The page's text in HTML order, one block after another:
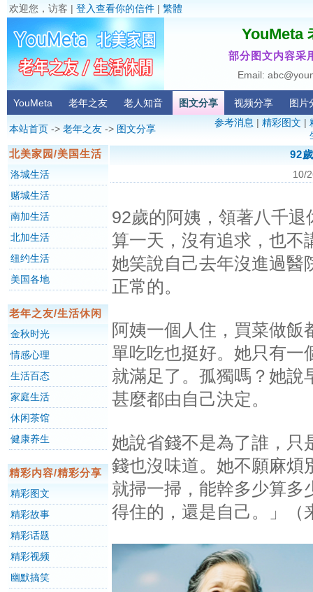
欢迎您，访客 | 登入查看你的信件 | 繁體
YouMeta
部分图文内容采
Email:
YouMeta 老年之友 老人知音 图文分享 视频分享 图片
本站首页 -> 老年之友 -> 图文分享
参考消息 | 精彩图文 |
北美家园/美国生活
洛城生活
赌城生活
南加生活
北加生活
纽约生活
美国各地
老年之友/生活休闲
金秋时光
情感心理
生活百态
家庭生活
休闲茶馆
健康养生
精彩内容/精彩分享
精彩图文
精彩故事
精彩话题
精彩视频
幽默搞笑
92
10/
92歲的阿姨，領著八千
算一天，沒有追求，也不
她笑說自己去年沒進過醫
正常的。
阿姨一個人住，買菜做
單吃吃也挺好。她只有一
就滿足了。孤獨嗎？她說
甚麼都由自己決定。
她說省錢不是為了誰，只
錢也沒味道。她不願麻煩
就掃一掃，能幹多少算多
得住的，還是自己。」（